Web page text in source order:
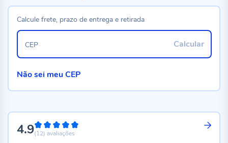
4.998%
(12) avaliações
Calcule frete, prazo de entrega e retirada
Calcular
CEP
Não sei meu CEP